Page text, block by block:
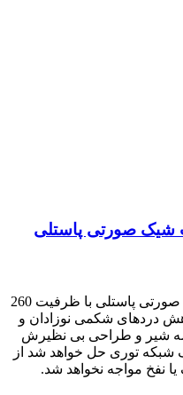
شیک صورتی پاستلی
شیشه شیر آنتی کولیک تویست شیک صورتی پاستلی با ظرفیت 260
دردهای شکمی نوزادان و
شیر و طراحی بی نظیرش
شبکه توری حل خواهد شد از
نفخ مواجه نخواهد شد.